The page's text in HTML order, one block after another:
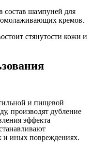
состав шампуней для
кремов.
стянутости кожи и
и пищевой
производят дубление
эффекта
и иных повреждениях.